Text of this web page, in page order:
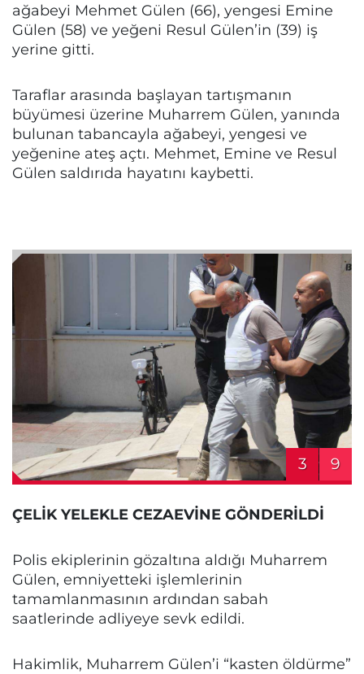
ağabeyi Mehmet Gülen (66), yengesi Emine
Gülen (58) ve yeğeni Resul Gülen’in (39) iş
yerine gitti.
Taraflar arasında başlayan tartışmanın
büyümesi üzerine Muharrem Gülen, yanında
bulunan tabancayla ağabeyi, yengesi ve
yeğenine ateş açtı. Mehmet, Emine ve Resul
Gülen saldırıda hayatını kaybetti.
3 9
ÇELİK YELEKLE CEZAEVİNE GÖNDERİLDİ
Polis ekiplerinin gözaltına aldığı Muharrem
Gülen, emniyetteki işlemlerinin
tamamlanmasının ardından sabah
saatlerinde adliyeye sevk edildi.
Hakimlik, Muharrem Gülen’i “kasten öldürme”